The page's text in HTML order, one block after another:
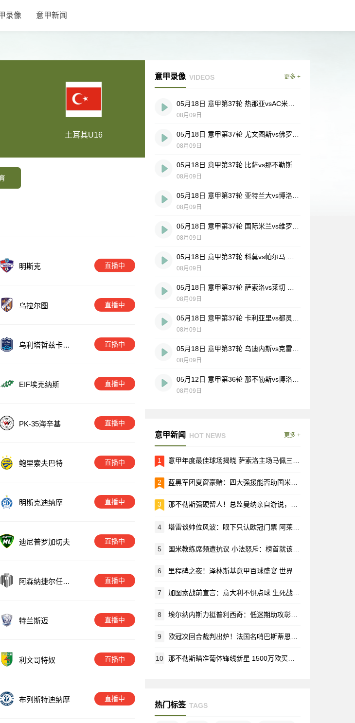
录像 意甲新闻
土耳其U16
明斯克 直播中
乌拉尔图 直播中
乌利塔哲兹卡兹
直播中
EIF埃克纳斯 直播中
PK-35海辛基 直播中
鲍里索夫巴特 直播中
明斯克迪纳摩 直播中
迪尼普罗加切夫 直播中
阿森纳捷尔任斯
直播中
特兰斯迈 直播中
利文哥特奴 直播中
布列斯特迪纳摩 直播中
意甲录像 VIDEOS 更多 +
08月09日
08月09日
08月09日
08月09日
08月09日
08月09日
08月09日
08月09日
08月09日
08月09日
意甲新闻 HOT NEWS 更多 +
1 意甲年度最佳球场揭晓 萨索洛主场马佩三色城荣耀加冕
2 蓝黑军团夏窗豪赌：四大强援能否助国米重返欧洲之巅？
3 那不勒斯强硬留人！总监曼纳亲自游说，马林放弃黄潜回归母队
4 塔雷谈帅位风波：眼下只认欧冠门票 阿莱格里仍是长期计划核心
5 国米教练席频遭抗议 小法怒斥：榜首就该有榜首的样
6 里程碑之夜！泽林斯基意甲百球盛宴 世界波助攻恰20闪耀梅阿查
7 加图索战前宣言：意大利不惧点球 生死战就要拼个痛快！
8 埃尔纳内斯力挺普利西奇：低迷期助攻彰显价值 首发位置该留给他
9 欧冠次回合裁判出炉！法国名哨巴斯蒂恩执哨拜仁战亚特兰大
10 那不勒斯瞄准葡体锋线新星 1500万欧买断条款或将激活
热门标签 TAGS